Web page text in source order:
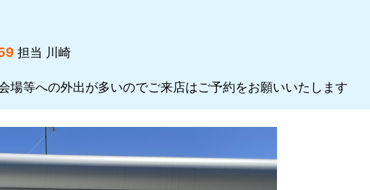
担当 川崎
場等への外出が多いのでご来店はご予約をお願いいたします